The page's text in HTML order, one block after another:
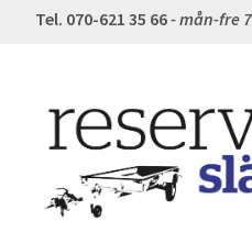
Tel. 070-621 35 66- mån-fre